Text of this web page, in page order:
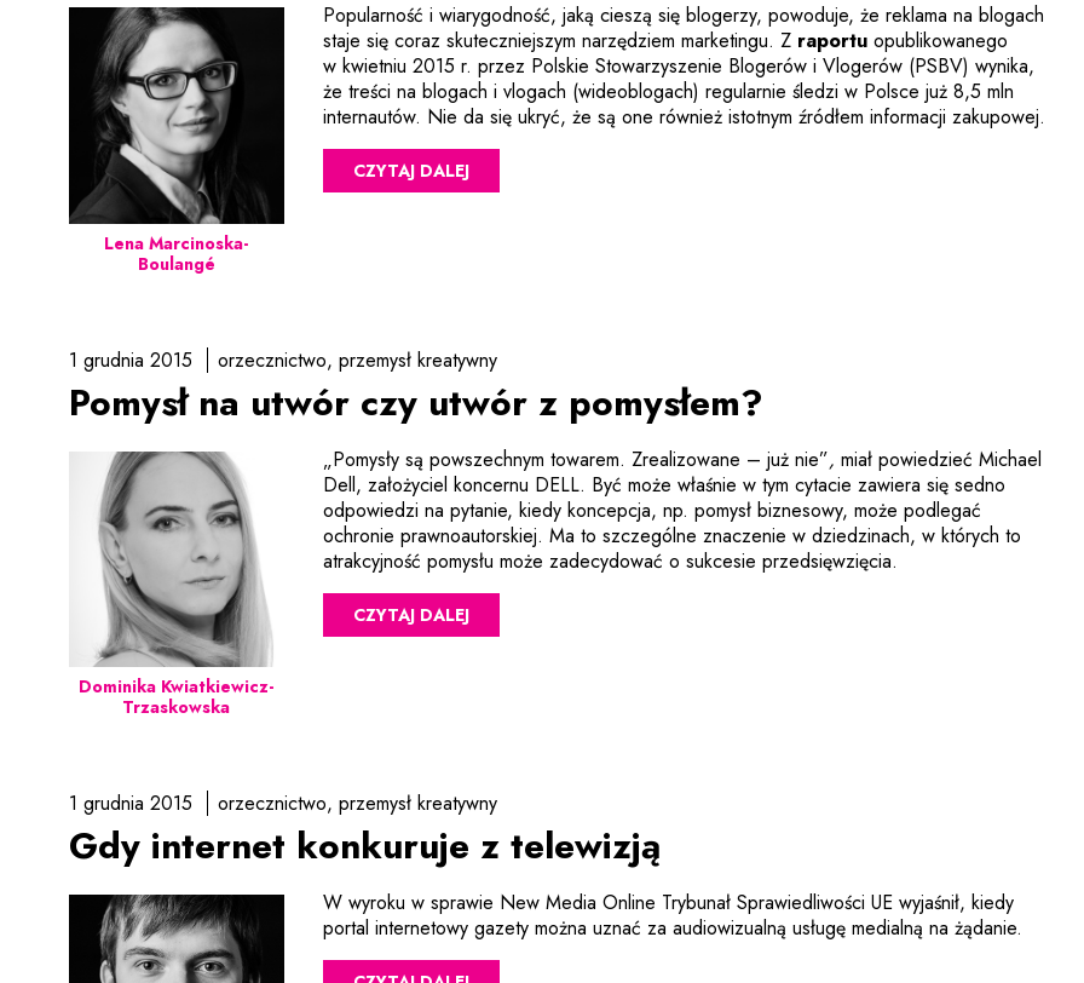
Popularność i wiarygodność, jaką cieszą się blogerzy, powoduje, że reklama na blogach
staje się coraz skuteczniejszym narzędziem marketingu. Z raportuUwaga, link zostanie
opublikowanego
w kwietniu 2015 r. przez Polskie Stowarzyszenie Blogerów i Vlogerów (PSBV) wynika,
że treści na blogach i vlogach (wideoblogach) regularnie śledzi w Polsce już 8,5 mln
internautów. Nie da się ukryć, że są one również istotnym źródłem informacji zakupowej.
CZYTAJ DALEJ
Lena Marcinoska-
Boulangé
1 grudnia 2015 orzecznictwo przemysł kreatywny
Pomysł na utwór czy utwór z pomysłem?
„Pomysły są powszechnym towarem. Zrealizowane – już nie”,miał powiedzieć Michael
Dell, założyciel koncernu DELL. Być może właśnie w tym cytacie zawiera się sedno
odpowiedzi na pytanie, kiedy koncepcja, np. pomysł biznesowy, może podlegać
ochronie prawnoautorskiej. Ma to szczególne znaczenie w dziedzinach, w których to
atrakcyjność pomysłu może zadecydować o sukcesie przedsięwzięcia.
CZYTAJ DALEJ
Dominika Kwiatkiewicz-
Trzaskowska
1 grudnia 2015 orzecznictwo przemysł kreatywny
Gdy internet konkuruje z telewizją
W wyroku w sprawie New Media Online Trybunał Sprawiedliwości UE wyjaśnił, kiedy
portal internetowy gazety można uznać za audiowizualną usługę medialną na żądanie.